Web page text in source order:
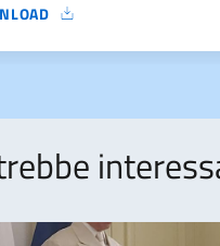
PUBBLICO PER RICERCA